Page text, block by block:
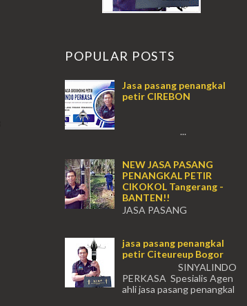
POPULAR POSTS
Jasa pasang penangkal
petir CIREBON
...
NEW JASA PASANG
PENANGKAL PETIR
CIKOKOL Tangerang -
BANTEN!!
JASA PASANG
PENANGKAL PETIR CIKOKOL
TANGERANG , JASA PENANGKAL
PETIR CIKOKOL TANGERANG ...
jasa pasang penangkal
petir Citeureup Bogor
SINYALINDO
PERKASA Spesialis Agen
ahli jasa pasang penangkal